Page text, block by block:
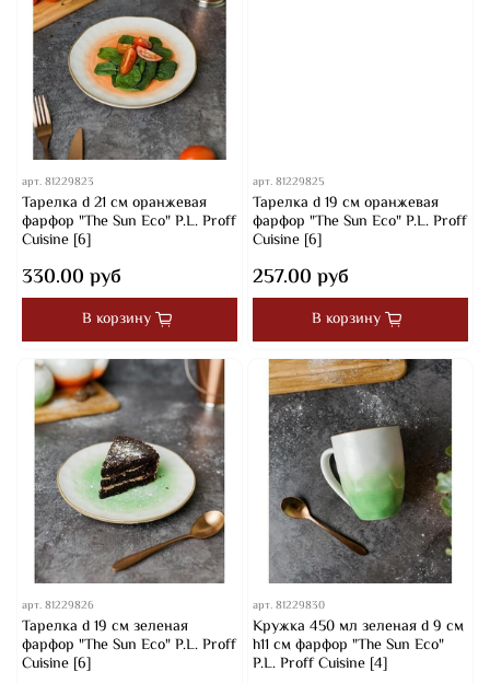
арт.81229823
Тарелка d 21 см оранжевая
фарфор "The Sun Eco" P.L. Proff
Cuisine [6]
330.00 руб
В корзину
арт.81229825
Тарелка d 19 см оранжевая
фарфор "The Sun Eco" P.L. Proff
Cuisine [6]
257.00 руб
В корзину
арт.81229826
Тарелка d 19 см зеленая
фарфор "The Sun Eco" P.L. Proff
Cuisine [6]
арт.81229830
Кружка 450 мл зеленая d 9 см
h11 см фарфор "The Sun Eco"
P.L. Proff Cuisine [4]